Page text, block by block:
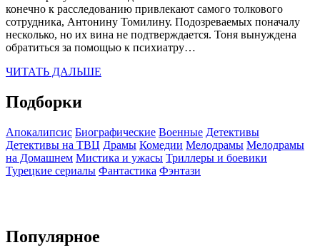
конечно к расследованию привлекают самого толкового
сотрудника, Антонину Томилину. Подозреваемых поначалу
несколько, но их вина не подтверждается. Тоня вынуждена
обратиться за помощью к психиатру…
ЧИТАТЬ ДАЛЬШЕ
Подборки
Апокалипсис Биографические Военные Детективы
Детективы на ТВЦ Драмы Комедии Мелодрамы Мелодрамы
на Домашнем Мистика и ужасы Триллеры и боевики
Турецкие сериалы Фантастика Фэнтази
Популярное